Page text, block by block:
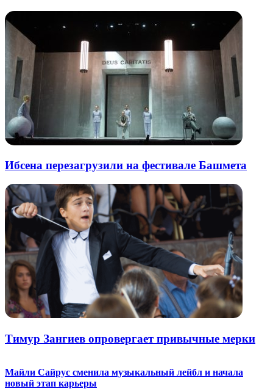
Ибсена перезагрузили на фестивале Башмета
Тимур Зангиев опровергает привычные мерки
Майли Сайрус сменила музыкальный лейбл и начала
новый этап карьеры